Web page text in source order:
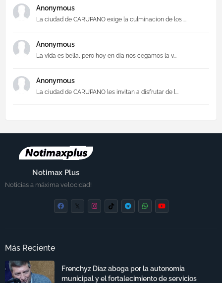
Anonymous
La ciudad de CARUPANO exige la culminacion de los ...
Anonymous
La vida es bella, pero hoy en día nos cegamos la v...
Anonymous
La ciudad de CARUPANO les invitan a disfrutar de l...
Notimax Plus
Noticias a máxima velocidad!
Más Reciente
Frenchyz Díaz aboga por la autonomía
municipal y el fortalecimiento de servicios